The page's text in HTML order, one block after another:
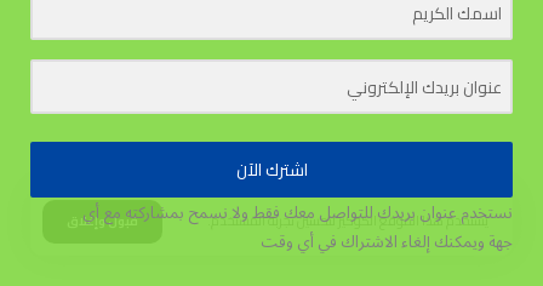
يستخدم هذا الموقع الكوكيز لتحسين تجربة المستخدم. قبول وإغلاق
اشترك الآن
نستخدم عنوان بريدك للتواصل معك فقط ولا نسمح بمشاركته مع أي
جهةويمكنك إلغاء الاشتراك في أي وقت